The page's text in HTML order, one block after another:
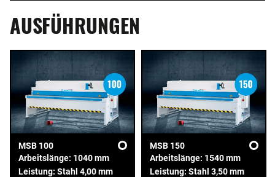
AUSFÜHRUNGEN
MSB 100
Arbeitslänge: 1040 mm
Leistung: Stahl 4,00 mm
MSB 150
Arbeitslänge: 1540 mm
Leistung: Stahl 3,50 mm